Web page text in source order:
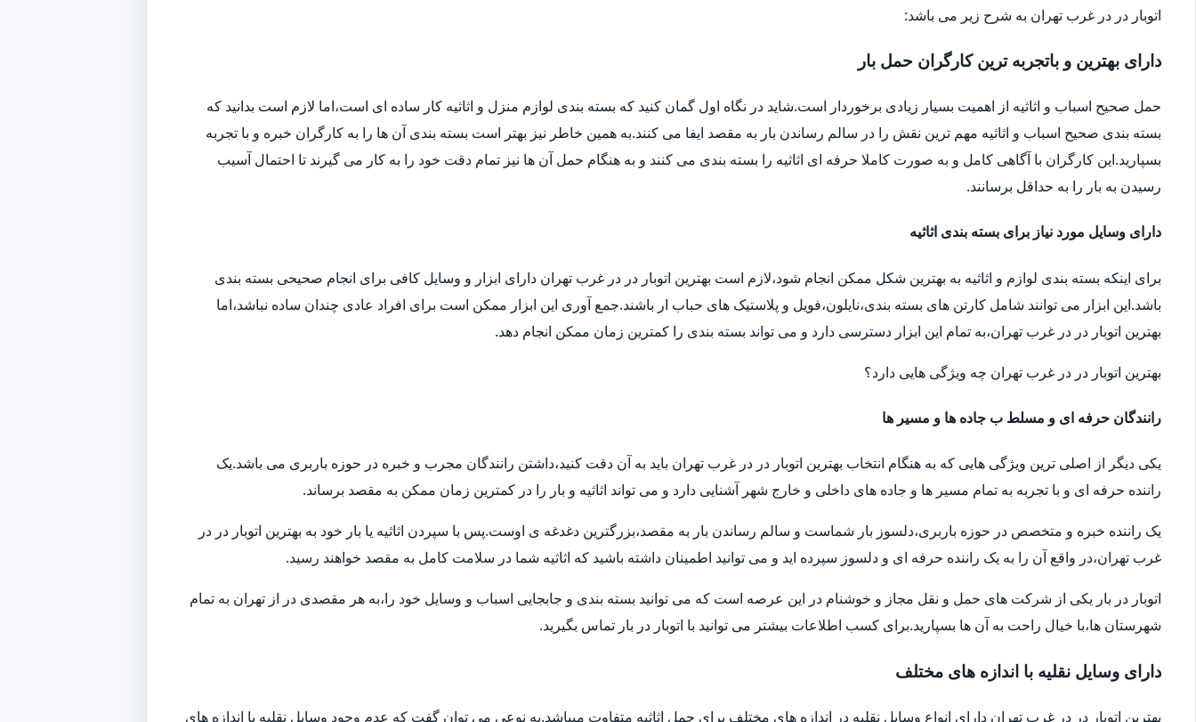
اتوبار در در غرب تهران به شرح زیر می باشد:
دارای بهترین و باتجربه ترین کارگران حمل بار
حمل صحیح اسباب و اثاثیه از اهمیت بسیار زیادی برخوردار است.شاید در نگاه اول گمان کنید که بسته بندی لوازم منزل و اثاثیه کار ساده ای است،اما لازم است بدانید که
بسته بندی صحیح اسباب و اثاثیه مهم ترین نقش را در سالم رساندن بار به مقصد ایفا می کنند.به همین خاطر نیز بهتر است بسته بندی آن ها را به کارگران خبره و با تجربه
بسپارید.این کارگران با آگاهی کامل و به صورت کاملا حرفه ای اثاثیه را بسته بندی می کنند و به هنگام حمل آن ها نیز تمام دقت خود را به کار می گیرند تا احتمال آسیب
رسیدن به بار را به حداقل برسانند.
دارای وسایل مورد نیاز برای بسته بندی اثاثیه
برای اینکه بسته بندی لوازم و اثاثیه به بهترین شکل ممکن انجام شود،لازم است بهترین اتوبار در در غرب تهران دارای ابزار و وسایل کافی برای انجام صحیحی بسته بندی
باشد.این ابزار می توانند شامل کارتن های بسته بندی،نایلون،فویل و پلاستیک های حباب ار باشند.جمع آوری این ابزار ممکن است برای افراد عادی چندان ساده نباشد،اما
بهترین اتوبار در در غرب تهران،به تمام این ابزار دسترسی دارد و می تواند بسته بندی را کمترین زمان ممکن انجام دهد.
بهترین اتوبار در در غرب تهران چه ویژگی هایی دارد؟
رانندگان حرفه ای و مسلط ب جاده ها و مسیر ها
یکی دیگر از اصلی ترین ویژگی هایی که به هنگام انتخاب بهترین اتوبار در در غرب تهران باید به آن دقت کنید،داشتن رانندگان مجرب و خبره در حوزه باربری می باشد.یک
راننده حرفه ای و با تجربه به تمام مسیر ها و جاده های داخلی و خارج شهر آشنایی دارد و می تواند اثاثیه و بار را در کمترین زمان ممکن به مقصد برساند.
یک راننده خبره و متخصص در حوزه باربری،دلسوز بار شماست و سالم رساندن بار به مقصد،بزرگترین دغدغه ی اوست.پس با سپردن اثاثیه یا بار خود به بهترین اتوبار در در
غرب تهران،در واقع آن را به یک راننده حرفه ای و دلسوز سپرده اید و می توانید اطمینان داشته باشید که اثاثیه شما در سلامت کامل به مقصد خواهند رسید.
اتوبار در بار یکی از شرکت های حمل و نقل مجاز و خوشنام در این عرصه است که می توانید بسته بندی و جابجایی اسباب و وسایل خود را،به هر مقصدی در از تهران به تمام
شهرستان ها،با خیال راحت به آن ها بسپارید.برای کسب اطلاعات بیشتر می توانید با اتوبار در بار تماس بگیرید.
دارای وسایل نقلیه با اندازه های مختلف
بهترین اتوبار در در غرب تهران دارای انواع وسایل نقلیه در اندازه های مختلف برای حمل اثاثیه متفاوت می‎باشد.به نوعی می توان گفت که عدم وجود وسایل نقلیه با اندازه های